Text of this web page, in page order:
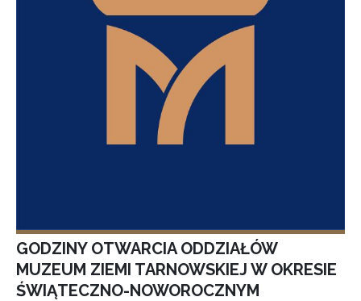
GODZINY OTWARCIA ODDZIAŁÓW
MUZEUM ZIEMI TARNOWSKIEJ W OKRESIE
ŚWIĄTECZNO-NOWOROCZNYM